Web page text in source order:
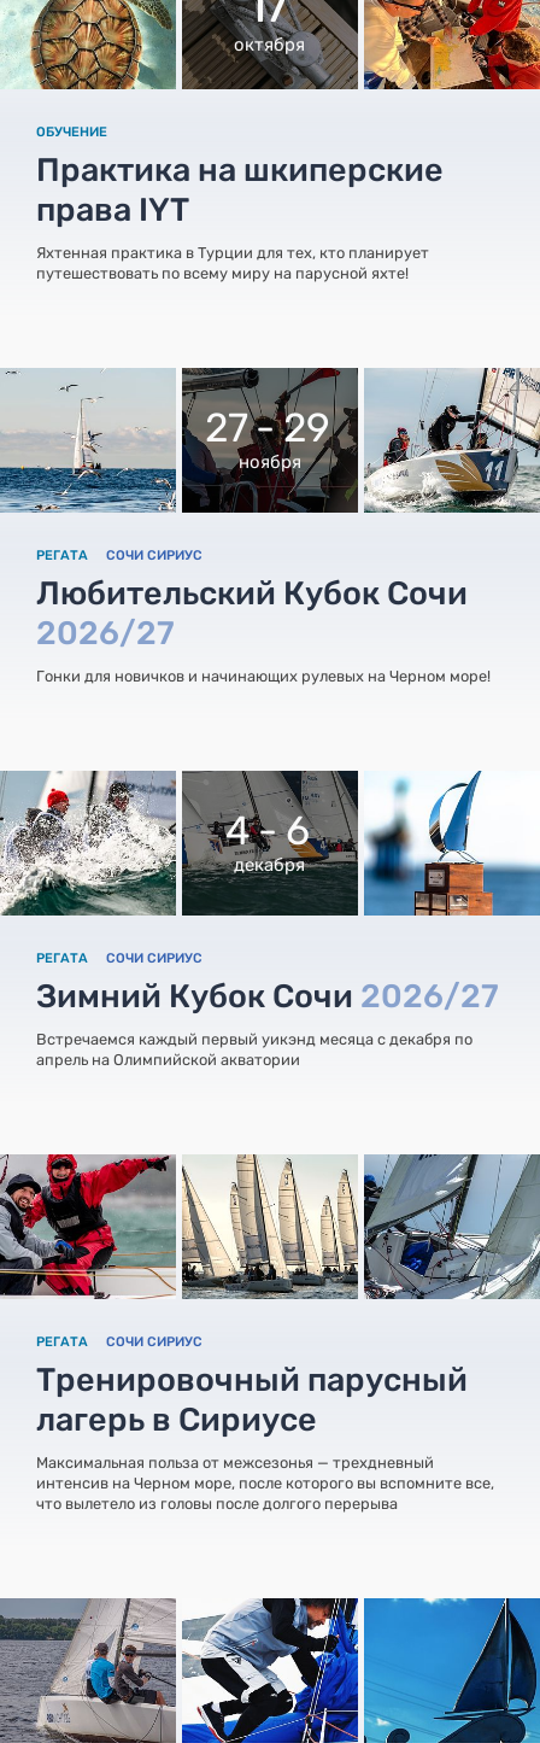
октября
ОБУЧЕНИЕ
Практика на шкиперские
права IYT
Яхтенная практика в Турции для тех, кто планирует
путешествовать по всему миру на парусной яхте!
27 - 29
ноября
РЕГАТА СОЧИ СИРИУС
Любительский Кубок Сочи
2026/27
Гонки для новичков и начинающих рулевых на Черном море!
4 - 6
декабря
РЕГАТА СОЧИ СИРИУС
Зимний Кубок Сочи 2026/27
Встречаемся каждый первый уикэнд месяца с декабря по
апрель на Олимпийской акватории
РЕГАТА СОЧИ СИРИУС
Тренировочный парусный
лагерь в Сириусе
Максимальная польза от межсезонья — трехдневный
интенсив на Черном море, после которого вы вспомните все,
что вылетело из головы после долгого перерыва